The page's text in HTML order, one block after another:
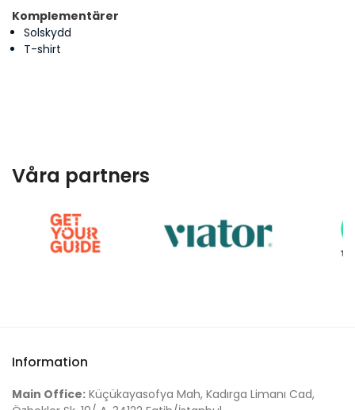
Komplementärer
Solskydd
T-shirt
Våra partners
Information
Main Office: Küçükayasofya Mah, Kadırga Limanı Cad,